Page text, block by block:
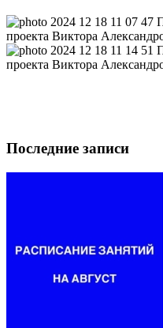
Последние записи